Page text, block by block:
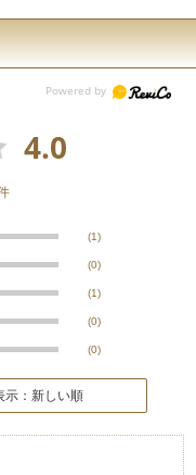
4.0
(1)
(0)
(1)
(0)
(0)
示：新しい順